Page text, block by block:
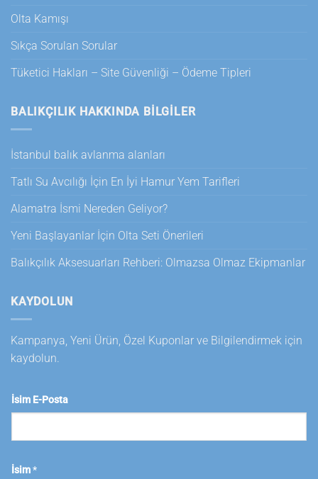
Olta Kamışı
Sıkça Sorulan Sorular
Tüketici Hakları – Site Güvenliği – Ödeme Tipleri
BALIKÇILIK HAKKINDA BILGILER
İstanbul balık avlanma alanları
Tatlı Su Avcılığı İçin En İyi Hamur Yem Tarifleri
Alamatra İsmi Nereden Geliyor?
Yeni Başlayanlar İçin Olta Seti Önerileri
Balıkçılık Aksesuarları Rehberi: Olmazsa Olmaz Ekipmanlar
KAYDOLUN
Kampanya, Yeni Ürün, Özel Kuponlar ve Bilgilendirmek için
kaydolun.
İsim E-Posta
İsim*